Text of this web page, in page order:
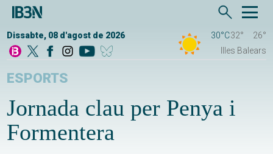
Dissabte, 08 d'agost de 2026 30°C32°
26°
Illes Balears
ESPORTS
Jornada clau per Penya i
Formentera